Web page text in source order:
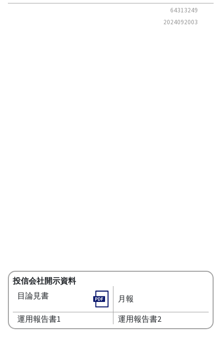
64313249
2024092003
投信会社開示資料
目論見書
月報
運用報告書1 運用報告書2